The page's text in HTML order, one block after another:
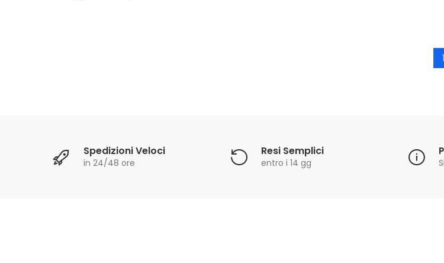
1
Spedizioni Veloci
in 24/48 ore
Resi Semplici
entro i 14 gg